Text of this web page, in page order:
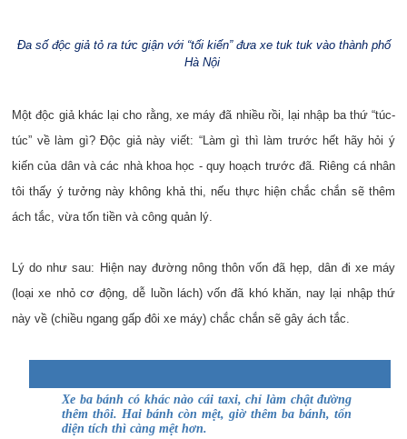
Đa số độc giả tỏ ra tức giận với “tối kiến” đưa xe tuk tuk vào thành phố
Hà Nội
Một độc giả khác lại cho rằng, xe máy đã nhiều rồi, lại nhập ba thứ “túc-
túc” về làm gì? Độc giả này viết: “Làm gì thì làm trước hết hãy hỏi ý
kiến của dân và các nhà khoa học - quy hoạch trước đã. Riêng cá nhân
tôi thấy ý tưởng này không khả thi, nếu thực hiện chắc chắn sẽ thêm
ách tắc, vừa tốn tiền và công quản lý.
Lý do như sau: Hiện nay đường nông thôn vốn đã hẹp, dân đi xe máy
(loại xe nhỏ cơ động, dễ luồn lách) vốn đã khó khăn, nay lại nhập thứ
này về (chiều ngang gấp đôi xe máy) chắc chắn sẽ gây ách tắc.
Xe ba bánh có khác nào cái taxi, chỉ làm chật đường
thêm thôi. Hai bánh còn mệt, giờ thêm ba bánh, tốn
diện tích thì càng mệt hơn.